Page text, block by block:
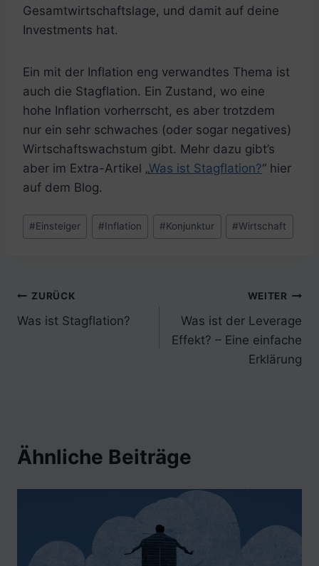
Gesamtwirtschaftslage, und damit auf deine
Investments hat.
Ein mit der Inflation eng verwandtes Thema ist
auch die Stagflation. Ein Zustand, wo eine
hohe Inflation vorherrscht, es aber trotzdem
nur ein sehr schwaches (oder sogar negatives)
Wirtschaftswachstum gibt. Mehr dazu gibt’s
aber im Extra-Artikel „Was ist Stagflation?“ hier
auf dem Blog.
Schlagworte:
#Einsteiger #Inflation #Konjunktur #Wirtschaft
Beitragsnavigation
ZURÜCK
Was ist Stagflation?
WEITER
Was ist der Leverage
Effekt? – Eine einfache
Erklärung
Ähnliche Beiträge